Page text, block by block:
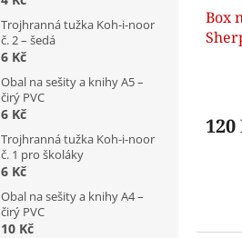
Trojhranná tužka Koh-i-noor
č. 2 – šedá
6 Kč
Obal na sešity a knihy A5 –
čirý PVC
6 Kč
Trojhranná tužka Koh-i-noor
č. 1 pro školáky
6 Kč
Obal na sešity a knihy A4 –
čirý PVC
10 Kč
Box
120